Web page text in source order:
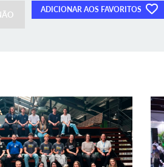
ADICIONAR AOS FAVORITOS